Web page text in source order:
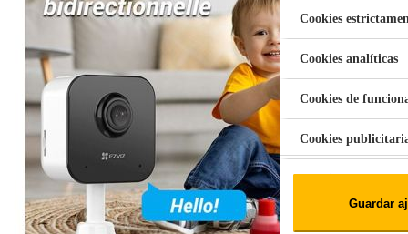
Aspiradora Quitamanchas 450W
Cookies
Cookies analíticas
Cookies de
Cookies
Guardar